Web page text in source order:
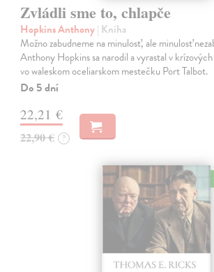
Zvládli sme to, chlapče
Hopkins Anthony| Kniha
Možno zabudneme na minulosť, ale minulosť
Anthony Hopkins sa narodil a vyrastal v
vo waleskom oceliarskom mestečku Port Talbot.
Do 5 dní
22,21 €
22,90 € ?